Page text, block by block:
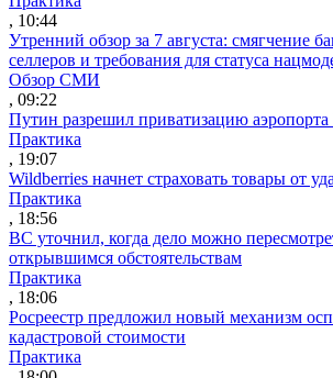
, 10:44
Утренний обзор за 7 августа: смягчение
селлеров и требования для статуса
Обзор СМИ
, 09:22
Путин разрешил приватизацию
Практика
, 19:07
Wildberries начнет страховать товары от
Практика
, 18:56
ВС уточнил, когда дело можно
открывшимся обстоятельствам
Практика
, 18:06
Росреестр предложил новый механизм
кадастровой стоимости
Практика